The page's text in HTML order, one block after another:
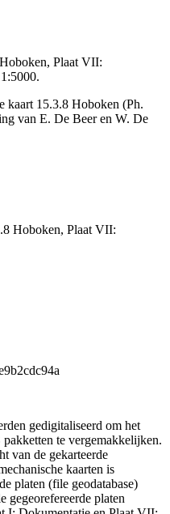
Plaat VII:
kaart 15.3.8 Hoboken (Ph.
van E. De Beer en W. De
Hoboken, Plaat VII:
gedigitaliseerd om het
te vergemakkelijken.
van de gekarteerde
kaarten is
platen (file geodatabase)
gegeorefereerde platen